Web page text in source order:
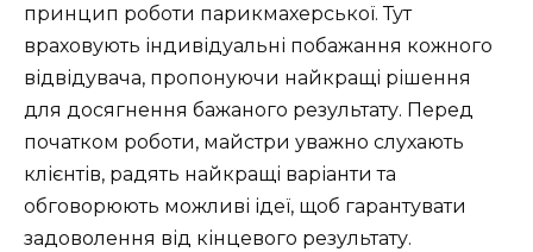
принцип роботи парикмахерської. Тут
враховують індивідуальні побажання кожного
відвідувача, пропонуючи найкращі рішення
для досягнення бажаного результату. Перед
початком роботи, майстри уважно слухають
клієнтів, радять найкращі варіанти та
обговорюють можливі ідеї, щоб гарантувати
задоволення від кінцевого результату.